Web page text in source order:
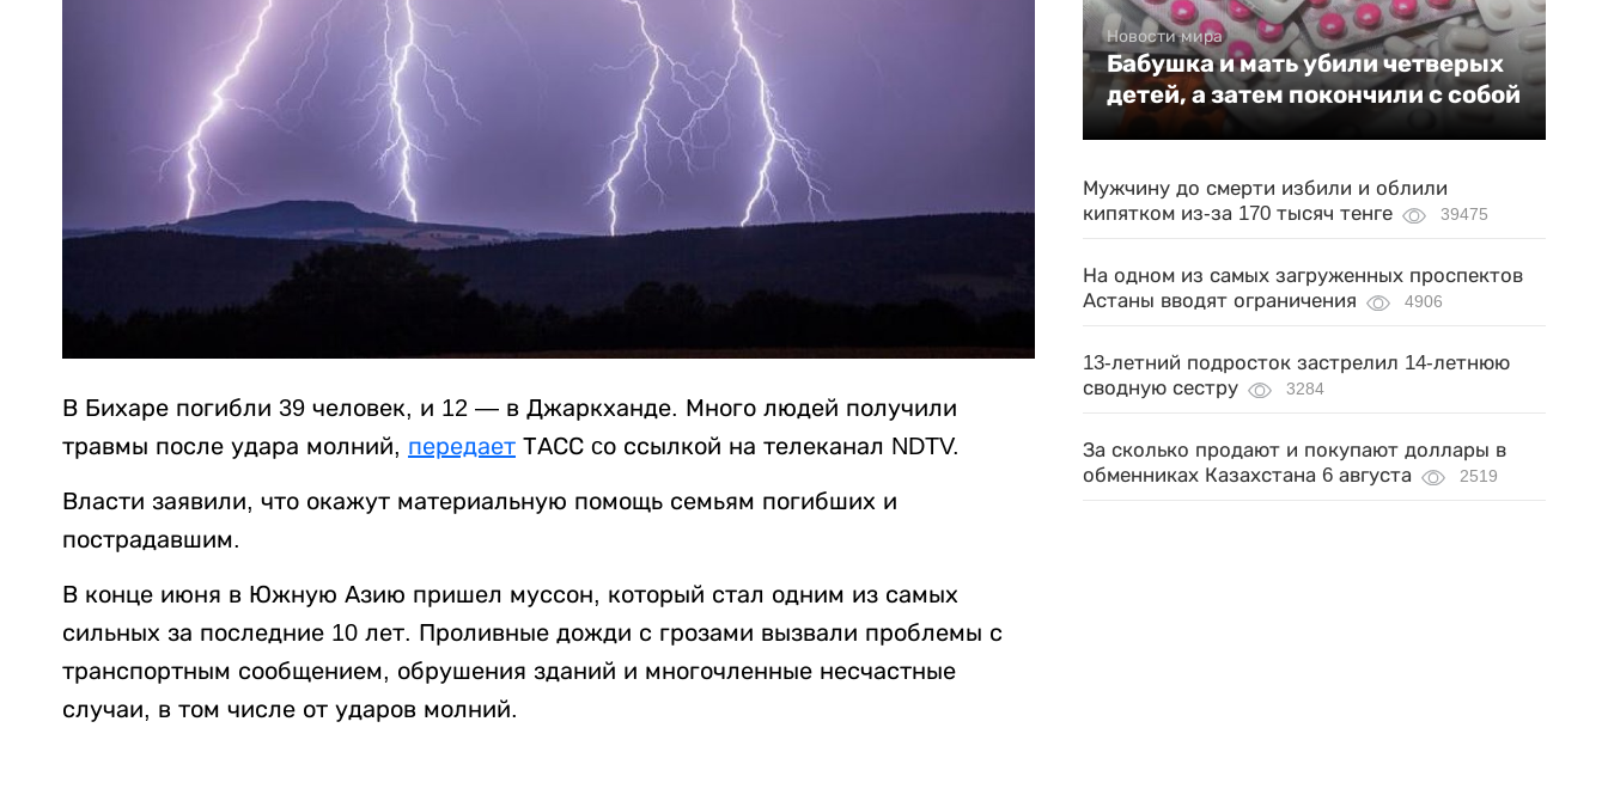
В Бихаре погибли 39 человек, и 12 — в Джаркханде. Много людей получили
травмы после удара молний, передает ТАСС cо ссылкой на телеканал NDTV.
Власти заявили, что окажут материальную помощь семьям погибших и
пострадавшим.
В конце июня в Южную Азию пришел муссон, который стал одним из самых
сильных за последние 10 лет. Проливные дожди с грозами вызвали проблемы с
транспортным сообщением, обрушения зданий и многочленные несчастные
случаи, в том числе от ударов молний.
Новости мира
Бабушка и мать убили четверых
детей, а затем покончили с собой
Мужчину до смерти избили и облили
кипятком из-за 170 тысяч тенге
39475
На одном из самых загруженных проспектов
Астаны вводят ограничения
4906
13-летний подросток застрелил 14-летнюю
сводную сестру
3284
За сколько продают и покупают доллары в
обменниках Казахстана 6 августа
2519